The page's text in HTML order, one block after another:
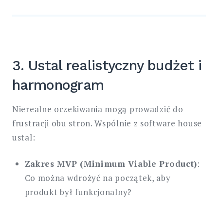
3. Ustal realistyczny budżet i
harmonogram
Nierealne oczekiwania mogą prowadzić do
frustracji obu stron. Wspólnie z software house
ustal:
Zakres MVP (Minimum Viable Product):
Co można wdrożyć na początek, aby
produkt był funkcjonalny?